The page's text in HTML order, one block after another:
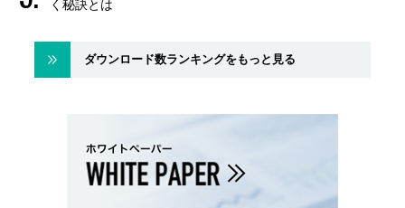
く秘訣とは
ダウンロード数ランキングをもっと見る